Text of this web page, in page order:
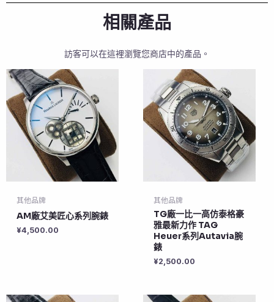
相關產品
訪客可以在這裡瀏覽您商店中的產品。
其他品牌
AM廠艾美匠心系列腕錶
¥4,500.00
其他品牌
TG廠一比一高仿泰格豪
雅最新力作 TAG
Heuer系列Autavia腕
錶
¥2,500.00